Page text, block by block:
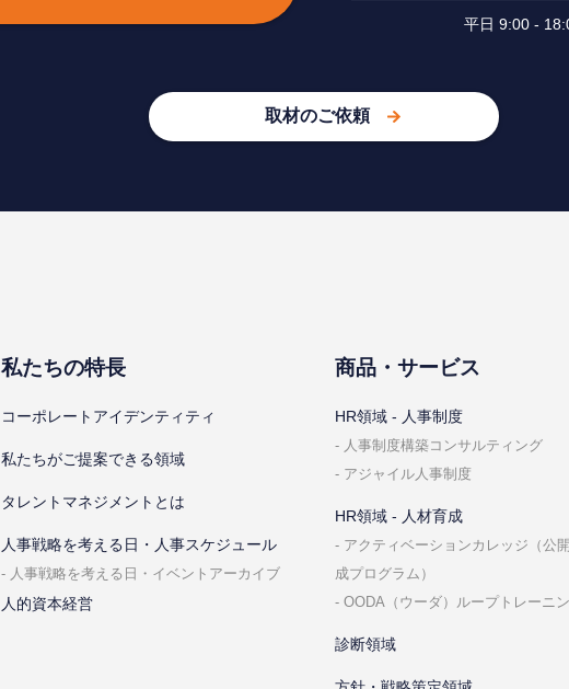
平⽇ 9:00 -
取材のご依頼
私たちの特⻑
コーポレートアイデンティティ
私たちがご提案できる領域
タレントマネジメントとは
⼈事戦略を考える⽇・⼈事スケジュール
⼈事戦略を考える⽇・イベントアーカイブ
人的資本経営
商品・サービス
HR領域 - ⼈事制度
⼈事制度構築コンサルティング
アジャイル⼈事制度
HR領域 - ⼈材育成
アクティベーションカレッジ（公
成プログラム）
OODA（ウーダ）ループトレーニ
診断領域